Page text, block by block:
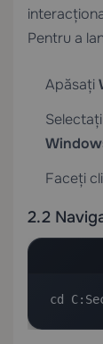
Pentru a
Apăsați
Selectați
Faceți
2.2
cd